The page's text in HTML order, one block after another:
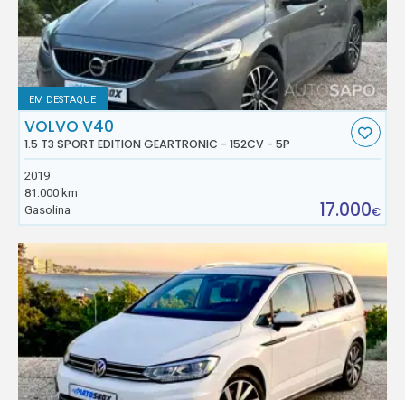
EM DESTAQUE
VOLVO V40
1.5 T3 SPORT EDITION GEARTRONIC - 152CV - 5P
2019
81.000 km
Gasolina
17.000€